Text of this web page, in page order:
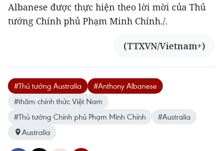
Albanese được thực hiện theo lời mời của Thủ
tướng Chính phủ Phạm Minh Chính./.
(TTXVN/Vietnam+)
#Thủ tướng Australia
#Anthony Albanese
#thăm chính thức Việt Nam
#Thủ tướng Chính phủ Phạm Minh Chính
#Australia
Australia